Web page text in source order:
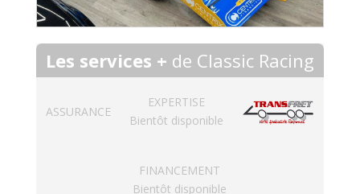
Les services + de Classic Racing
ASSURANCE
EXPERTISE
Bientôt disponible
FINANCEMENT
Bientôt disponible